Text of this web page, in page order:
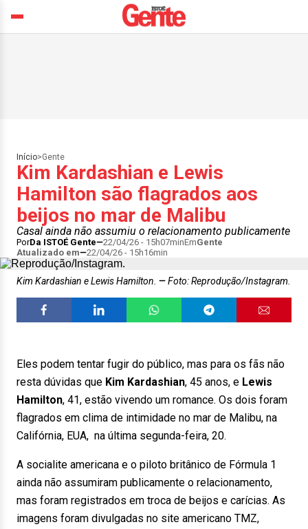
Início>Gente
Kim Kardashian e Lewis
Hamilton são flagrados aos
beijos no mar de Malibu
Casal ainda não assumiu o relacionamento publicamente
PorDa ISTOÉ Gente 22/04/26 - 15h07minEmGente
Atualizado em
22/04/26 - 15h16min
Kim Kardashian e Lewis Hamilton. Foto: Reprodução/Instagram.
Eles podem tentar fugir do público, mas para os fãs não
resta dúvidas que Kim Kardashian, 45 anos, e Lewis
Hamilton, 41, estão vivendo um romance. Os dois foram
flagrados em clima de intimidade no mar de Malibu, na
Califórnia, EUA, na última segunda-feira, 20.
A socialite americana e o piloto britânico de Fórmula 1
ainda não assumiram publicamente o relacionamento,
mas foram registrados em troca de beijos e carícias. As
imagens foram divulgadas no site americano TMZ,